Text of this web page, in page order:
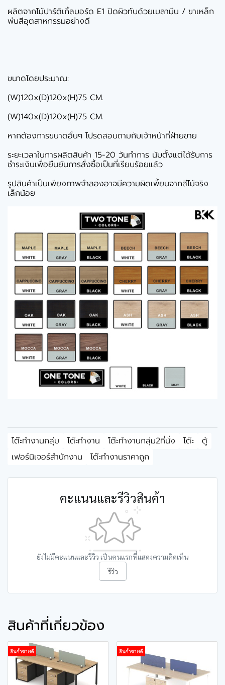
ผลิตจากไม้ปาร์ติเกิ้ลบอร์ด E1 ปิดผิวทับด้วยเมลามีน / ขาเหล็ก
พ่นสีอุตสาหกรรมอย่างดี
ขนาดโดยประมาณ:
(W)120x(D)120x(H)75 CM.
(W)140x(D)120x(H)75 CM.
หากต้องการขนาดอื่นๆ โปรดสอบถามกับเจ้าหน้าที่ฝ่ายขาย
ระยะเวลาในการผลิตสินค้า 15-20 วันทำการ นับตั้งแต่ได้รับการ
ชำระเงินเพื่อยืนยันการสั่งซื้อเป็นที่เรียบร้อยแล้ว
รูปสินค้าเป็นเพียงภาพจำลองอาจมีความผิดเพี้ยนจากสีไม้จริง
เล็กน้อย
โต๊ะทำงานกลุ่ม โต๊ะทำงาน โต๊ะทำงานกลุ่ม2ที่นั่ง โต๊ะ
ตู้
เฟอร์นิเจอร์สำนักงาน
โต๊ะทำงานราคาถูก
คะแนนและรีวิวสินค้า
ยังไม่มีคะแนนและรีวิว เป็นคนแรกที่แสดงความคิดเห็น
รีวิว
สินค้าที่เกี่ยวข้อง
สินค้าขายดี สินค้าขายดี